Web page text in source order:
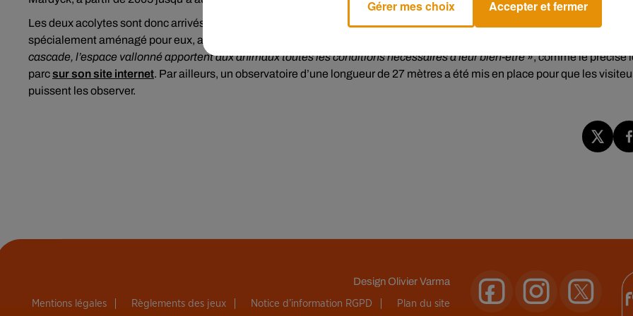
Les deux acolytes sont donc arrivés dans le Poitou, et seront visibles par le public dès ce samedi. Ils ont rejoint un enclos
spécialement aménagé pour eux, au paysage rocheux. «
cascade, l’espace vallonné apportent aux animaux toutes les conditions nécessaires à leur bien-être», comme le précise
parcsur son site internet. Par ailleurs, un observatoire d’une longueur de 27 mètres a été mis en place pour que les
puissent les observer.
DesignOlivier Varma
Mentions légales Règlements des jeux Notice d’information RGPD Plan du site
Gérer mes choix Accepter et fermer